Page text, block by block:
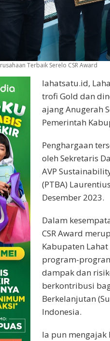
Terbaik Serelo CSR Award
lahatsatu.id,
trofi Gold dan
ajang Anugerah
Pemerintah
Penghargaan
oleh Sekretaris
AVP
(PTBA)
Desember 2023.
Dalam
CSR Award
Kabupaten
program-
dampak dan
berkontribusi
Berkelanjutan
Indonesia.
Ia pun mengajak